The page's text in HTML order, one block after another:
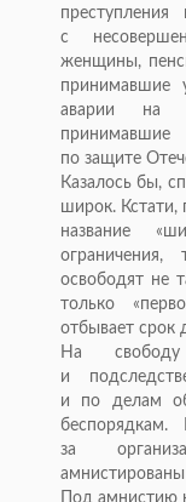
преступления
с
женщины,
принимавшие
аварии на
по защите
Казалось бы,
широк. Кстати,
название «
ограничения,
освободят не
только «
отбывает срок
На
и
и
по делам
беспорядкам.
за